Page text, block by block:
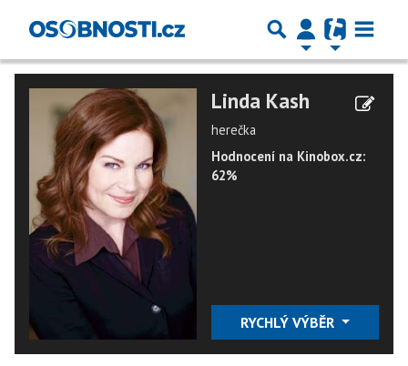
Linda Kash
herečka
Hodnocení na Kinobox.cz:
62%
RYCHLÝ VÝBĚR